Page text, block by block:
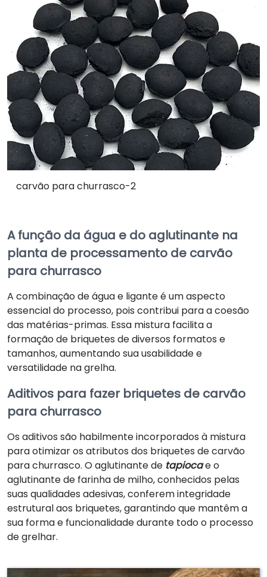
carvão para churrasco-2
A função da água e do aglutinante na
planta de processamento de carvão
para churrasco
A combinação de água e ligante é um aspecto
essencial do processo, pois contribui para a coesão
das matérias-primas. Essa mistura facilita a
formação de briquetes de diversos formatos e
tamanhos, aumentando sua usabilidade e
versatilidade na grelha.
Aditivos para fazer briquetes de carvão
para churrasco
Os aditivos são habilmente incorporados à mistura
para otimizar os atributos dos briquetes de carvão
para churrasco. O aglutinante de tapiocae o
aglutinante de farinha de milho, conhecidos pelas
suas qualidades adesivas, conferem integridade
estrutural aos briquetes, garantindo que mantêm a
sua forma e funcionalidade durante todo o processo
de grelhar.